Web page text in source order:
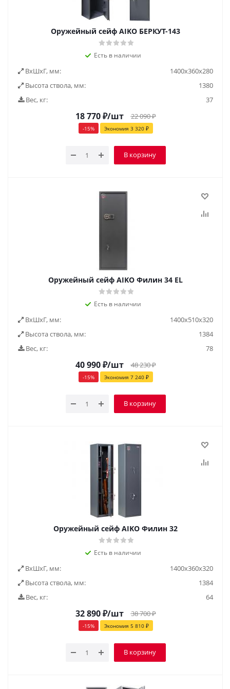
Оружейный сейф AIKO БЕРКУТ-143
Есть в наличии
ВxШxГ, мм:
1400x360x280
Высота ствола, мм:
1380
Вес, кг:
37
18 770₽/шт 22 090₽
-15% Экономия 3 320₽
В корзину
Оружейный сейф AIKO Филин 34 EL
Есть в наличии
ВxШxГ, мм:
1400x510x320
Высота ствола, мм:
1384
Вес, кг:
78
40 990₽/шт 48 230₽
-15% Экономия 7 240₽
В корзину
Оружейный сейф AIKO Филин 32
Есть в наличии
ВxШxГ, мм:
1400x360x320
Высота ствола, мм:
1384
Вес, кг:
64
32 890₽/шт 38 700₽
-15% Экономия 5 810₽
В корзину